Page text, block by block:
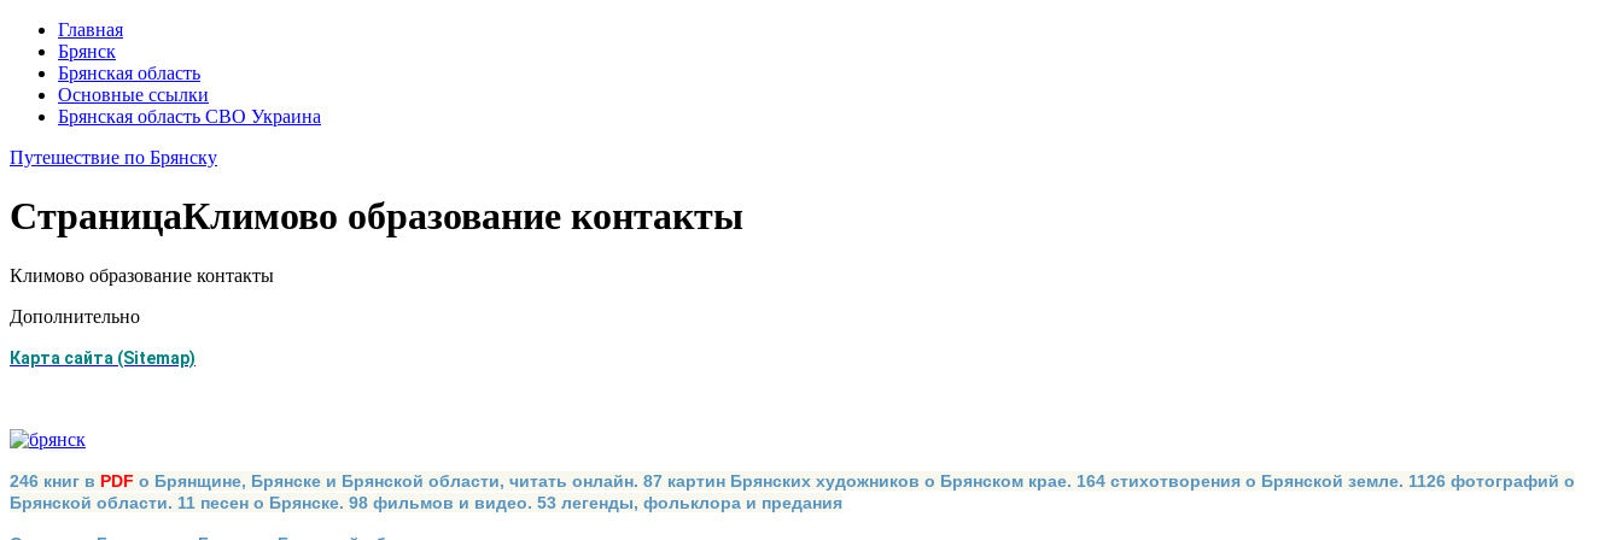
Главная
Брянск
Брянская область
Основные ссылки
Брянская область СВО Украина
Путешествие по Брянску
СтраницаКлимово образование контакты
Климово образование контакты
Дополнительно
Карта сайта (Sitemap)
246 книг в PDF о Брянщине, Брянске и Брянской области, читать онлайн. 87 картин Брянских художников о Брянском крае. 164 стихотворения о Брянской земле. 1126 фотографий о
Брянской области. 11 песен о Брянске. 98 фильмов и видео. 53 легенды, фольклора и предания